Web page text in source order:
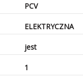
PCV
ELEKTRYCZNA
jest
1